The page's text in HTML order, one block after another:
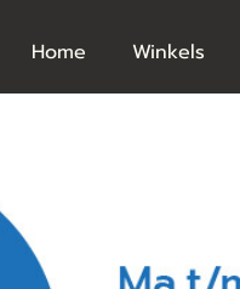
Home Winkels